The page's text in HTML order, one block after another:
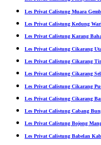
Les Privat Calistung Muara
Les Privat Calistung Kedung
Les Privat Calistung Karang
Les Privat Calistung Cikarang
Les Privat Calistung Cikarang
Les Privat Calistung Cikarang
Les Privat Calistung Cikarang
Les Privat Calistung Cikarang
Les Privat Calistung Cabang
Les Privat Calistung Bojong
Les Privat Calistung Babelan